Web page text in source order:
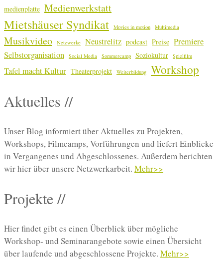
medienplatte Medienwerkstatt
Mietshäuser Syndikat Movies in motion Multimedia
Musikvideo Netzwerke Neustrelitz podcast Preise Premiere
Selbstorganisation
Social Media Sommercamp Soziokultur Spielfilm
Tafel macht Kultur Theaterprojekt Weiterbildung Workshop
Aktuelles //
Unser Blog informiert über Aktuelles zu Projekten,
Workshops, Filmcamps, Vorführungen und liefert Einblicke
in Vergangenes und Abgeschlossenes. Außerdem berichten
wir hier über unsere Netzwerkarbeit. Mehr>>
Projekte //
Hier findet gibt es einen Überblick über mögliche
Workshop- und Seminarangebote sowie einen Übersicht
über laufende und abgeschlossene Projekte. Mehr>>